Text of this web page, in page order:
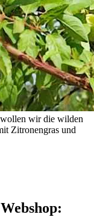
wir die wilden
Zitronengras und